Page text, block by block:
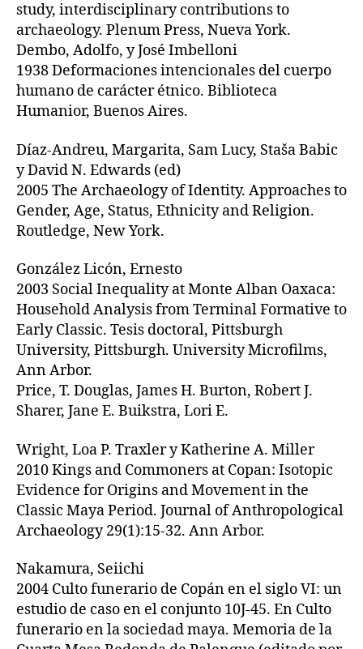
study, interdisciplinary contributions to
archaeology. Plenum Press, Nueva York.
Dembo, Adolfo, y José Imbelloni
1938 Deformaciones intencionales del cuerpo
humano de carácter étnico. Biblioteca
Humanior, Buenos Aires.
Díaz-Andreu, Margarita, Sam Lucy, Staša Babic
y David N. Edwards (ed)
2005 The Archaeology of Identity. Approaches to
Gender, Age, Status, Ethnicity and Religion.
Routledge, New York.
González Licón, Ernesto
2003 Social Inequality at Monte Alban Oaxaca:
Household Analysis from Terminal Formative to
Early Classic. Tesis doctoral, Pittsburgh
University, Pittsburgh. University Microfilms,
Ann Arbor.
Price, T. Douglas, James H. Burton, Robert J.
Sharer, Jane E. Buikstra, Lori E.
Wright, Loa P. Traxler y Katherine A. Miller
2010 Kings and Commoners at Copan: Isotopic
Evidence for Origins and Movement in the
Classic Maya Period. Journal of Anthropological
Archaeology 29(1):15-32. Ann Arbor.
Nakamura, Seiichi
2004 Culto funerario de Copán en el siglo VI: un
estudio de caso en el conjunto 10J-45. En Culto
funerario en la sociedad maya. Memoria de la